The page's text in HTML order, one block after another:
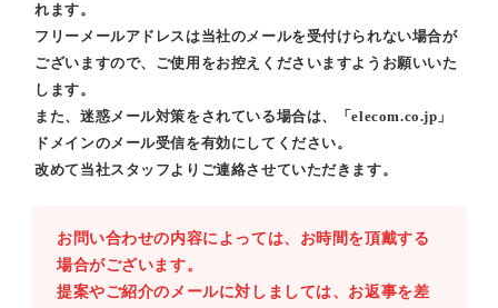
れます。
フリーメールアドレスは当社のメールを受付けられない場合が
ございますので、ご使用をお控えくださいますようお願いいた
します。
また、迷惑メール対策をされている場合は、「elecom.co.jp」
ドメインのメール受信を有効にしてください。
改めて当社スタッフよりご連絡させていただきます。
お問い合わせの内容によっては、お時間を頂戴する
場合がございます。
提案やご紹介のメールに対しましては、お返事を差